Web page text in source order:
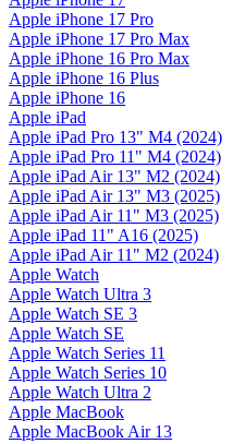
Apple iPhone 17 Pro
Apple iPhone 17 Pro Max
Apple iPhone 16 Pro Max
Apple iPhone 16 Plus
Apple iPhone 16
Apple iPad
Apple iPad Pro 13" M4 (2024)
Apple iPad Pro 11" M4 (2024)
Apple iPad Air 13" M2 (2024)
Apple iPad Air 13" M3 (2025)
Apple iPad Air 11" M3 (2025)
Apple iPad 11" A16 (2025)
Apple iPad Air 11" M2 (2024)
Apple Watch
Apple Watch Ultra 3
Apple Watch SE 3
Apple Watch SE
Apple Watch Series 11
Apple Watch Series 10
Apple Watch Ultra 2
Apple MacBook
Apple MacBook Air 13